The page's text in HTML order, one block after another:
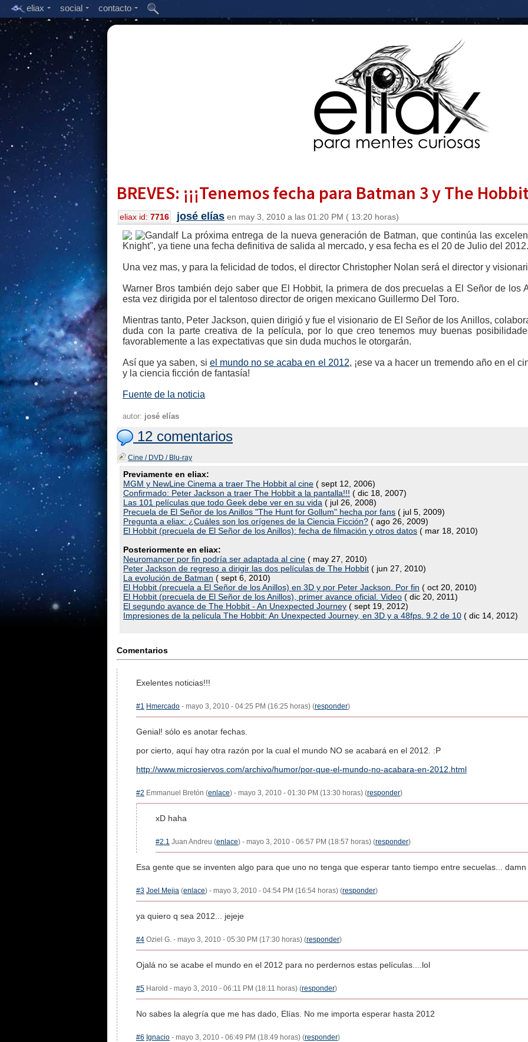
eliax social contacto
BREVES: ¡¡¡Tenemos fecha para Batman 3 y The
eliax id: 7716 josé elías en may 3, 2010 a las 01:20 PM ( 13:20 horas)
La próxima entrega de la nueva generación de Batman, que continúa las
Knight", ya tiene una fecha definitiva de salida al mercado, y esa fecha es el 20 de Julio del 2012.
Una vez mas, y para la felicidad de todos, el director Christopher Nolan será el director y
Warner Bros también dejo saber que El Hobbit, la primera de dos precuelas a El Señor de los
esta vez dirigida por el talentoso director de origen mexicano Guillermo Del Toro.
Mientras tanto, Peter Jackson, quien dirigió y fue el visionario de El Señor de los Anillos,
duda con la parte creativa de la película, por lo que creo tenemos muy buenas
favorablemente a las expectativas que sin duda muchos le otorgarán.
Así que ya saben, si el mundo no se acaba en el 2012, ¡ese va a hacer un tremendo año en el
y la ciencia ficción de fantasía!
Fuente de la noticia
autor: josé elías
12 comentarios
Cine / DVD / Blu-ray
Previamente en eliax:
MGM y NewLine Cinema a traer The Hobbit al cine ( sept 12, 2006)
Confirmado: Peter Jackson a traer The Hobbit a la pantalla!!! ( dic 18, 2007)
Las 101 películas que todo Geek debe ver en su vida ( jul 26, 2008)
Precuela de El Señor de los Anillos "The Hunt for Gollum" hecha por fans ( jul 5, 2009)
Pregunta a eliax: ¿Cuáles son los orígenes de la Ciencia Ficción? ( ago 26, 2009)
El Hobbit (precuela de El Señor de los Anillos): fecha de filmación y otros datos ( mar 18, 2010)
Posteriormente en eliax:
Neuromancer por fin podría ser adaptada al cine ( may 27, 2010)
Peter Jackson de regreso a dirigir las dos películas de The Hobbit ( jun 27, 2010)
La evolución de Batman ( sept 6, 2010)
El Hobbit (precuela a El Señor de los Anillos) en 3D y por Peter Jackson. Por fin ( oct 20, 2010)
El Hobbit (precuela de El Señor de los Anillos), primer avance oficial. Video ( dic 20, 2011)
El segundo avance de The Hobbit - An Unexpected Journey ( sept 19, 2012)
Impresiones de la película The Hobbit: An Unexpected Journey, en 3D y a 48fps. 9.2 de 10 ( dic 14, 2012)
Comentarios
Exelentes noticias!!!
#1 Hmercado - mayo 3, 2010 - 04:25 PM (16:25 horas) (responder)
Genial! sólo es anotar fechas.
por cierto, aquí hay otra razón por la cual el mundo NO se acabará en el 2012. :P
http://www.microsiervos.com/archivo/humor/por-que-el-mundo-no-acabara-en-2012.html
#2 Emmanuel Bretón (enlace) - mayo 3, 2010 - 01:30 PM (13:30 horas) (responder)
xD haha
#2.1 Juan Andreu (enlace) - mayo 3, 2010 - 06:57 PM (18:57 horas) (responder)
Esa gente que se inventen algo para que uno no tenga que esperar tanto tiempo entre secuelas... damn
#3 Joel Mejia (enlace) - mayo 3, 2010 - 04:54 PM (16:54 horas) (responder)
ya quiero q sea 2012... jejeje
#4 Oziel G. - mayo 3, 2010 - 05:30 PM (17:30 horas) (responder)
Ojalá no se acabe el mundo en el 2012 para no perdernos estas películas....lol
#5 Harold - mayo 3, 2010 - 06:11 PM (18:11 horas) (responder)
No sabes la alegría que me has dado, Elías. No me importa esperar hasta 2012
#6 Ignacio - mayo 3, 2010 - 06:49 PM (18:49 horas) (responder)